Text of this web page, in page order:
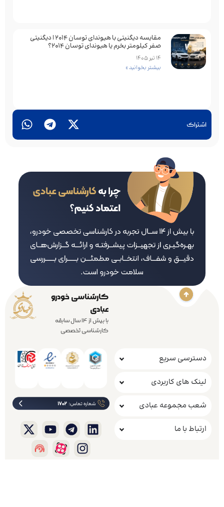
اشتراک
مقایسه دیگنیتی با هیوندای توسان 2014 | دیگنیتی
صفر کیلومتر بخرم یا هیوندای توسان 2014؟
14 تیر 1405
بیشتر بخوانید »
کارشناسی خودرو
عبادی
با بیش از 14 سال سابقه
کارشناسی تخصصی
دسترسی سریع
لینک های کاربردی
شعب مجموعه عبادی
ارتباط با ما